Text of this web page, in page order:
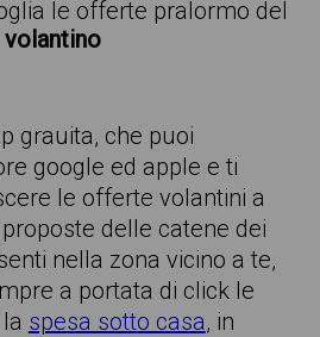
le offerte pralormo del
volantino
grauita, che puoi
google ed apple e ti
le offerte volantini a
delle catene dei
nella zona vicino a te,
a portata di click le
spesa sotto casa, in